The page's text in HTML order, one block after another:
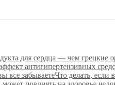
Что делать, если